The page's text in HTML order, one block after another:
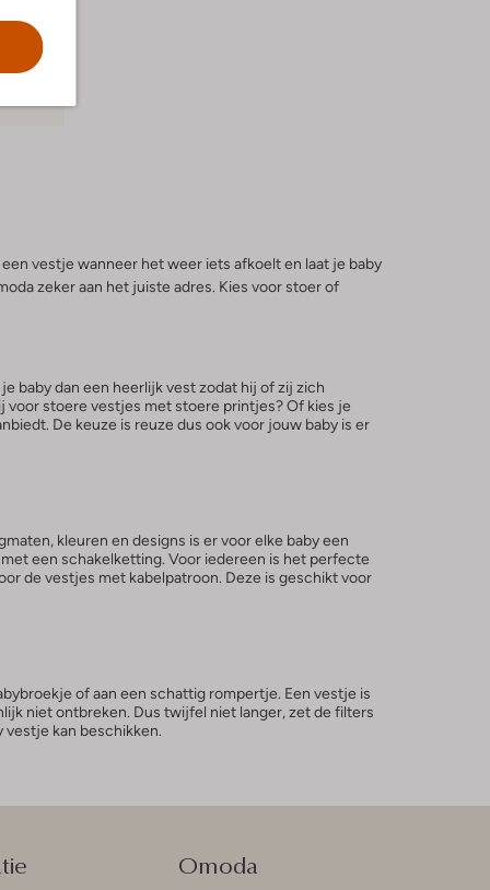
vestje wanneer het weer iets afkoelt en laat je baby
zeker aan het juiste adres. Kies voor stoer of
baby dan een heerlijk vest zodat hij of zij zich
stoere vestjes met stoere printjes? Of kies je
De keuze is reuze dus ook voor jouw baby is er
kleuren en designs is er voor elke baby een
een schakelketting. Voor iedereen is het perfecte
de vestjes met kabelpatroon. Deze is geschikt voor
of aan een schattig rompertje. Een vestje is
niet ontbreken. Dus twijfel niet langer, zet de filters
kan beschikken.
Omoda